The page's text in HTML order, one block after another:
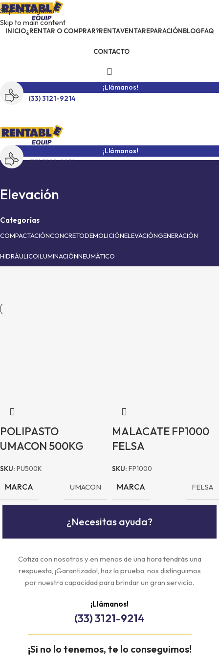
Skip to navigation
Skip to main content
INICIO¿RENTAR O COMPRAR?RENTAVENTAREPARACIÓNBLOGFAQ
CONTACTO
¡Llámanos!
(33) 3121-9214
¡Llámanos!
(33) 3121-9214
Elevación
Categorías
COMPACTACIÓNCONCRETODEMOLICIÓNELEVACIÓNGENERACIÓN
HIDRÁULICOILUMINACIÓNNEUMÁTICO
¿Necesitas ayuda?
Cotiza con nosotros y en menos de una hora tendrás una
respuesta, ¡Garantizado!, haz la prueba, nos distinguimos
por nuestra capacidad para brindar un gran servicio.
¡Llámanos!
(33) 3121-9214
¡Si no lo tenemos, te lo conseguimos!
POLIPASTO
UMACON 500KG
SKU: PU500K
MARCA UMACON
MALACATE FP1000
FELSA
SKU: FP1000
MARCA FELSA